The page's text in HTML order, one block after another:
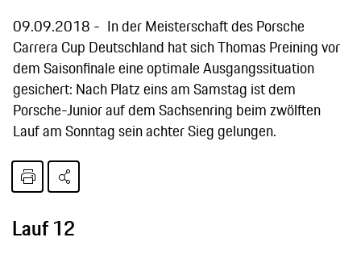
09.09.2018
In der Meisterschaft des Porsche
Carrera Cup Deutschland hat sich Thomas Preining vor
dem Saisonfinale eine optimale Ausgangssituation
gesichert: Nach Platz eins am Samstag ist dem
Porsche-Junior auf dem Sachsenring beim zwölften
Lauf am Sonntag sein achter Sieg gelungen.
Lauf 12